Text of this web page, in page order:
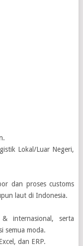
Lokal/Luar Negeri,
dan proses customs
laut di Indonesia.
internasional, serta
semua moda.
dan ERP.